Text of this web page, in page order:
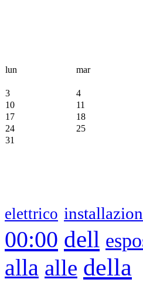
lun
mar
3 4
10
11
17
18
24
25
31
elettrico
00:00 dell
alla alle della